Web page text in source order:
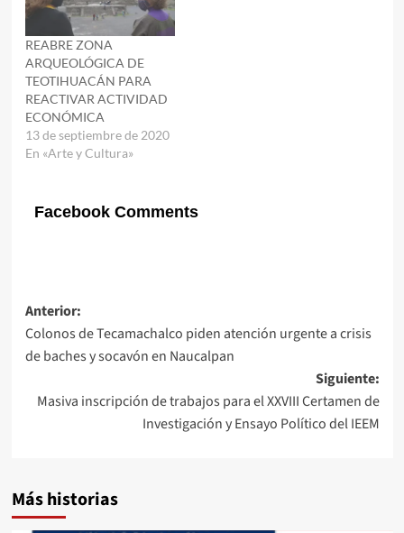
REABRE ZONA
ARQUEOLÓGICA DE
TEOTIHUACÁN PARA
REACTIVAR ACTIVIDAD
ECONÓMICA
13 de septiembre de 2020
En «Arte y Cultura»
Facebook Comments
Navegación
de
entradas
Anterior:
Colonos de Tecamachalco piden atención urgente a crisis
de baches y socavón en Naucalpan
Siguiente:
Masiva inscripción de trabajos para el XXVIII Certamen de
Investigación y Ensayo Político del IEEM
Más historias